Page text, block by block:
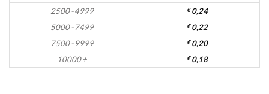
2500 - 4999
€0,24
5000 - 7499
€0,22
7500 - 9999
€0,20
10000 +
€0,18